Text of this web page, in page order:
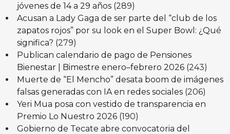
jóvenes de 14 a 29 años (289)
Acusan a Lady Gaga de ser parte del “club de los
zapatos rojos” por su look en el Super Bowl: ¿Qué
significa? (279)
Publican calendario de pago de Pensiones
Bienestar | Bimestre enero–febrero 2026 (243)
Muerte de “El Mencho” desata boom de imágenes
falsas generadas con IA en redes sociales (206)
Yeri Mua posa con vestido de transparencia en
Premio Lo Nuestro 2026 (190)
Gobierno de Tecate abre convocatoria del